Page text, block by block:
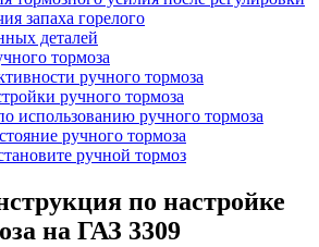
запаха горелого
деталей
тормоза
ручного тормоза
ручного тормоза
использованию ручного тормоза
ручного тормоза
ручной тормоз
по настройке
на ГАЗ 3309